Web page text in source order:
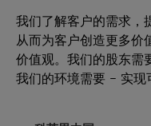
我们了解客户的需求，
从而为客户创造更多价
价值观。我们的股东需
我们的环境需要 – 实现